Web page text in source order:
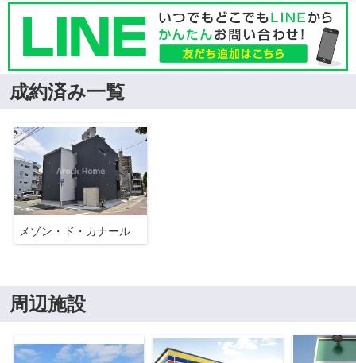
成約済み一覧
メゾン・ド・カナール
周辺施設